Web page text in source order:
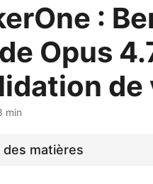
:
Opus
min
des matières